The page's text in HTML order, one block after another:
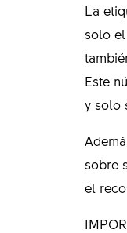
La
solo
Este
y solo
sobre
el